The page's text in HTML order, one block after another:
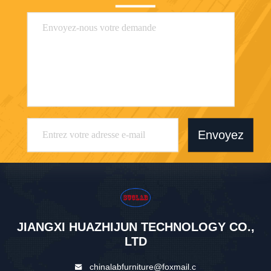
Envoyez
JIANGXI HUAZHIJUN TECHNOLOGY CO.,
LTD
chinalabfurniture@foxmail.c